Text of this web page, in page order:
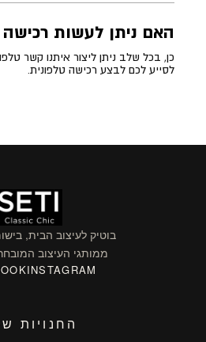
האם ניתן לעשות רכישה
לסייע לכם לבצע רכישה טלפונית.
בוטיק לעיצוב הבית,
ממותגי העיצוב
INSTAGRAM
החנויות